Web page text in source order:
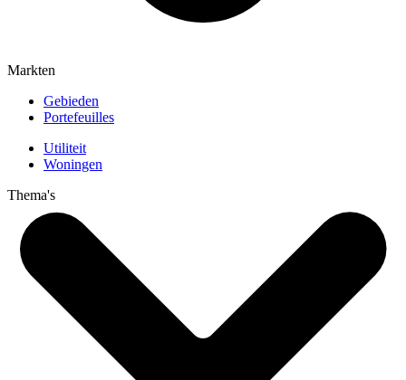
Markten
Gebieden
Portefeuilles
Utiliteit
Woningen
Thema's